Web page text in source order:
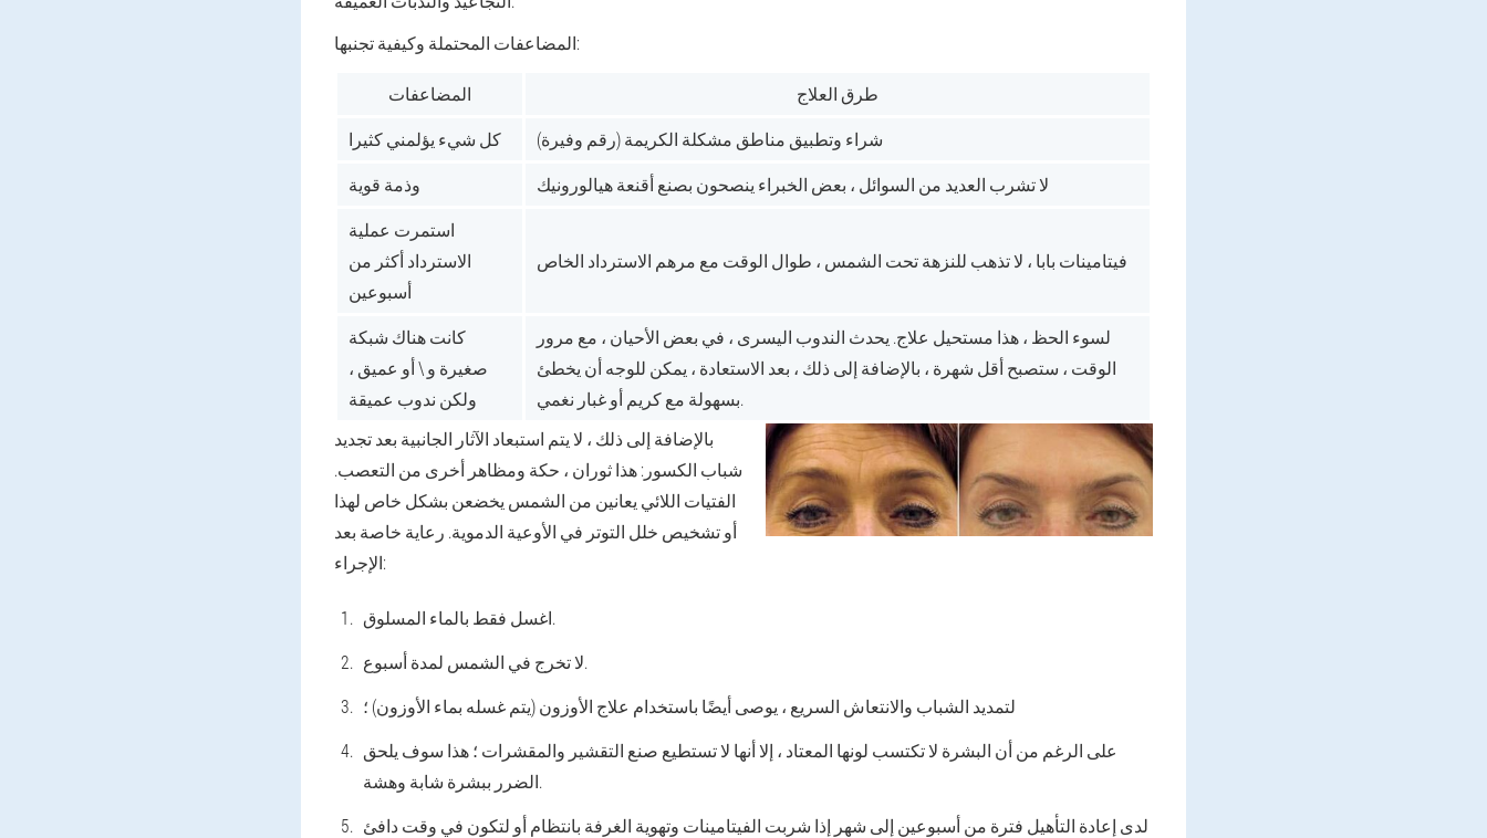
المضاعفات المحتملة وكيفية تجنبها:
المضاعفات
طرق العلاج
كل شيء يؤلمني كثيرا
شراء وتطبيق مناطق مشكلة الكريمة (رقم وفيرة)
وذمة قوية
لا تشرب العديد من السوائل ، بعض الخبراء ينصحون بصنع أقنعة هيالورونيك
استمرت عملية
الاسترداد أكثر من
أسبوعين
فيتامينات بابا ، لا تذهب للنزهة تحت الشمس ، طوال الوقت مع مرهم الاسترداد الخاص
كانت هناك شبكة
صغيرة و \ أو عميق ،
ولكن ندوب عميقة
لسوء الحظ ، هذا مستحيل علاج. يحدث الندوب اليسرى ، في بعض الأحيان ، مع مرور
الوقت ، ستصبح أقل شهرة ، بالإضافة إلى ذلك ، بعد الاستعادة ، يمكن للوجه أن يخطئ
بسهولة مع كريم أو غبار نغمي.
بالإضافة إلى ذلك ، لا يتم استبعاد الآثار الجانبية بعد تجديد
شباب الكسور: هذا ثوران ، حكة ومظاهر أخرى من التعصب.
الفتيات اللائي يعانين من الشمس يخضعن بشكل خاص لهذا
أو تشخيص خلل التوتر في الأوعية الدموية. رعاية خاصة بعد
الإجراء:
اغسل فقط بالماء المسلوق.
لا تخرج في الشمس لمدة أسبوع.
لتمديد الشباب والانتعاش السريع ، يوصى أيضًا باستخدام علاج الأوزون (يتم غسله بماء الأوزون) ؛
على الرغم من أن البشرة لا تكتسب لونها المعتاد ، إلا أنها لا تستطيع صنع التقشير والمقشرات ؛ هذا سوف يلحق
الضرر ببشرة شابة وهشة.
لدى إعادة التأهيل فترة من أسبوعين إلى شهر إذا شربت الفيتامينات وتهوية الغرفة بانتظام أو لتكون في وقت دافئ